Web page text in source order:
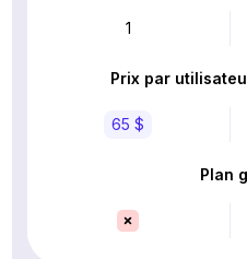
1
Prix par
65 $
Plan